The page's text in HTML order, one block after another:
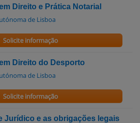
Direito e Prática Notarial
de Lisboa
Solicite informação
Direito do Desporto
de Lisboa
Solicite informação
Jurídico e as obrigações legais